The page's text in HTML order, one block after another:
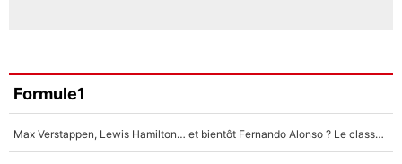
Formule1
Max Verstappen, Lewis Hamilton… et bientôt Fernando Alonso ? Le classement des pilotes les mieux payés en Formule 1 risque de changer !